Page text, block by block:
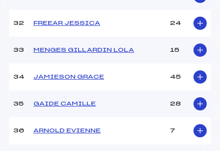
32 FREEAR JESSICA 24
33 MENGES GILLARDIN LOLA 15
34 JAMIESON GRACE 45
35 GAIDE CAMILLE 28
36 ARNOLD EVIENNE 7